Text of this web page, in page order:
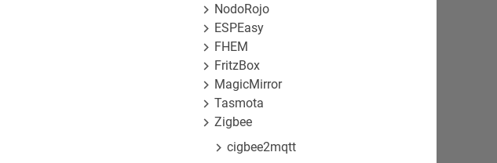
NodoRojo
ESPEasy
FHEM
FritzBox
MagicMirror
Tasmota
Zigbee
cigbee2mqtt